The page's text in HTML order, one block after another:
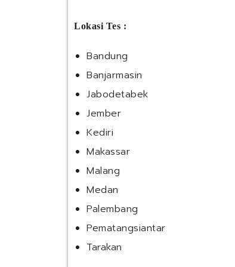
Lokasi Tes :
Bandung
Banjarmasin
Jabodetabek
Jember
Kediri
Makassar
Malang
Medan
Palembang
Pematangsiantar
Tarakan